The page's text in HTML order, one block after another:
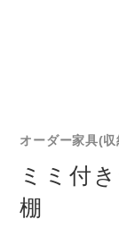
オーダー家具(
ミミ付
棚